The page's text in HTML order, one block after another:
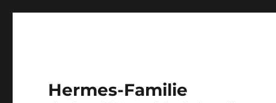
Hermes-Familie